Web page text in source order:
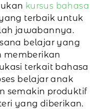
kursus bahasa
terbaik untuk
jawabannya.
belajar yang
memberikan
terkait bahasa
belajar anak
semakin produktif
yang diberikan.